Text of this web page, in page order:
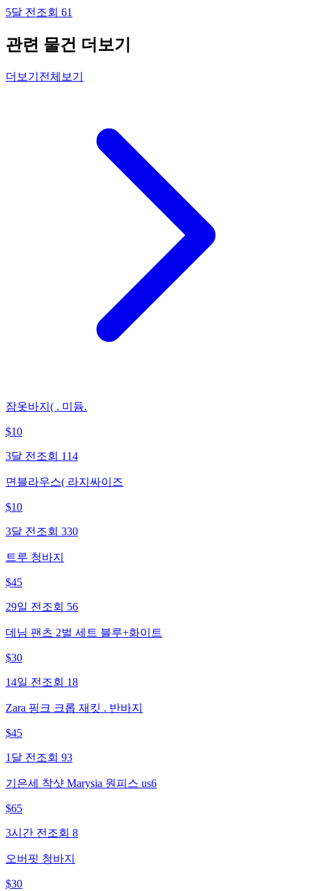
5달 전 조회 61
관련 물건 더보기
더보기 전체보기
잠옷바지( . 미듐.
$10
3달 전 조회 114
면블라우스( 라지싸이즈
$10
3달 전 조회 330
트루 청바지
$45
29일 전 조회 56
데님 팬츠 2벌 세트 블루+화이트
$30
14일 전 조회 18
Zara 핑크 크롭 재킷 . 반바지
$45
1달 전 조회 93
기은세 착샷 Marysia 원피스 us6
$65
3시간 전 조회 8
오버핏 청바지
$30